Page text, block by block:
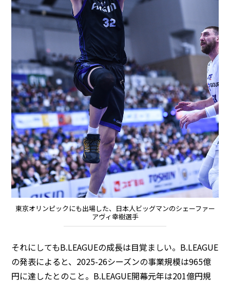
東京オリンピックにも出場した、日本人ビッグマンのシェーファー
アヴィ幸樹選手
それにしてもB.LEAGUEの成長は目覚ましい。B.LEAGUE
の発表によると、2025-26シーズンの事業規模は965億
円に達したとのこと。B.LEAGUE開幕元年は201億円規